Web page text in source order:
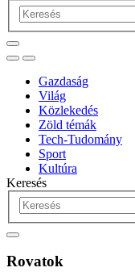
Gazdaság
Világ
Közlekedés
Zöld témák
Tech-Tudomány
Sport
Kultúra
Keresés
Rovatok